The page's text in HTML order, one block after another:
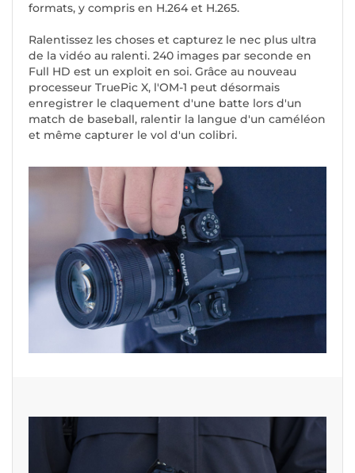
formats, y compris en H.264 et H.265.
Ralentissez les choses et capturez le nec plus ultra
de la vidéo au ralenti. 240 images par seconde en
Full HD est un exploit en soi. Grâce au nouveau
processeur TruePic X, l'OM-1 peut désormais
enregistrer le claquement d'une batte lors d'un
match de baseball, ralentir la langue d'un caméléon
et même capturer le vol d'un colibri.